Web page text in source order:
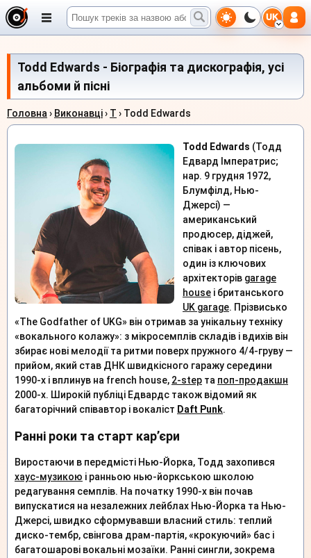
UK
Todd Edwards - Біографія та дискографія, усі
альбоми й пісні
Головна › Виконавці› T › Todd Edwards
Todd Edwards (Тодд
Едвард Імператрис;
нар. 9 грудня 1972,
Блумфілд, Нью-
Джерсі) —
американський
продюсер, діджей,
співак і автор пісень,
один із ключових
архітекторів garage
house і британського
UK garage. Прізвисько
«The Godfather of UKG» він отримав за унікальну техніку
«вокального колажу»: з мікросемплів складів і вдихів він
збирає нові мелодії та ритми поверх пружного 4/4-груву —
прийом, який став ДНК швидкісного гаражу середини
1990-х і вплинув на french house, 2-step та поп-продакшн
2000-х. Широкій публіці Едвардс також відомий як
багаторічний співавтор і вокаліст Daft Punk.
Ранні роки та старт кар’єри
Виростаючи в передмісті Нью-Йорка, Тодд захопився
хаус-музикою і ранньою нью-йоркською школою
редагування семплів. На початку 1990-х він почав
випускатися на незалежних лейблах Нью-Йорка та Нью-
Джерсі, швидко сформувавши власний стиль: теплий
диско-тембр, свінгова драм-партія, «крокуючий» бас і
багатошарові вокальні мозаїки. Ранні сингли, зокрема